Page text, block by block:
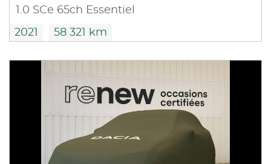
1.0 SCe 65ch Essentiel
2021 58 321 km